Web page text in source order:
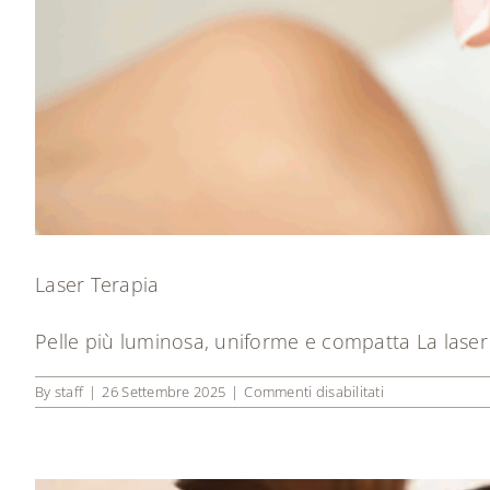
Laser Terapia
Pelle più luminosa, uniforme e compatta La
By staff | 26 Settembre 2025 | Commenti disabilitati
Laser